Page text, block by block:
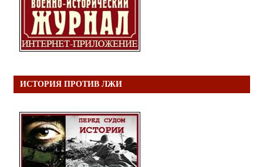
ИСТОРИЯ ПРОТИВ ЛЖИ